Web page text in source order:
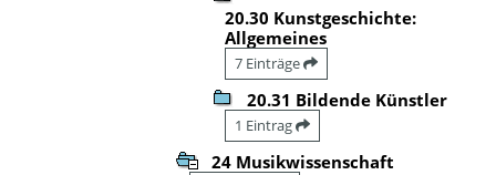
20.30 Kunstgeschichte:
Allgemeines
7 Einträge
20.31 Bildende Künstler
1 Eintrag
24 Musikwissenschaft